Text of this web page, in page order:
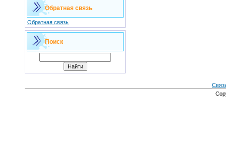
Обратная связь
Обратная связь
Поиск